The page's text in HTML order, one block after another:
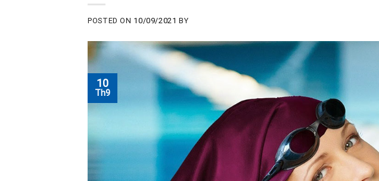
POSTED ON 10/09/2021 BY
10
Th9